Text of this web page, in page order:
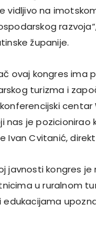
vidljivo na
županije.
ovaj kongres ima
turizma i
nas je pozicionirao
Ivan Cvitanić,
javnosti kongres
u ruralnom
edukacijama